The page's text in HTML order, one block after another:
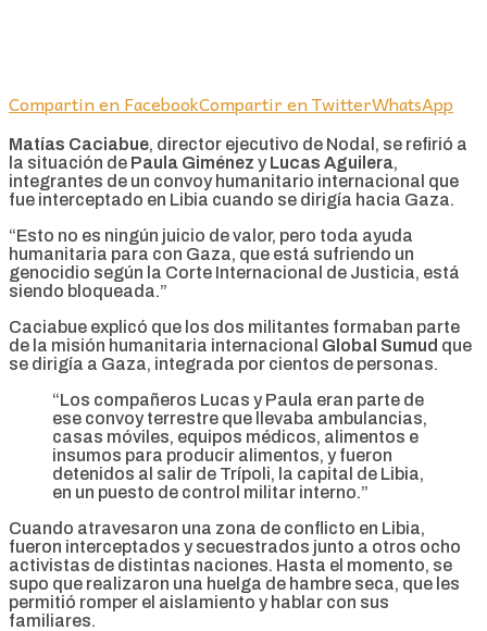
Compartin en FacebookCompartir en TwitterWhatsApp
Matías Caciabue, director ejecutivo de Nodal, se refirió a
la situación de Paula Giménez yLucas Aguilera,
integrantes de un convoy humanitario internacional que
fue interceptado en Libia cuando se dirigía hacia Gaza.
“Esto no es ningún juicio de valor, pero toda ayuda
humanitaria para con Gaza, que está sufriendo un
genocidio según la Corte Internacional de Justicia, está
siendo bloqueada.”
Caciabue explicó que los dos militantes formaban parte
de la misión humanitaria internacional Global Sumud que
se dirigía a Gaza, integrada por cientos de personas.
“Los compañeros Lucas y Paula eran parte de
ese convoy terrestre que llevaba ambulancias,
casas móviles, equipos médicos, alimentos e
insumos para producir alimentos, y fueron
detenidos al salir de Trípoli, la capital de Libia,
en un puesto de control militar interno.”
Cuando atravesaron una zona de conflicto en Libia,
fueron interceptados y secuestrados junto a otros ocho
activistas de distintas naciones. Hasta el momento, se
supo que realizaron una huelga de hambre seca, que les
permitió romper el aislamiento y hablar con sus
familiares.